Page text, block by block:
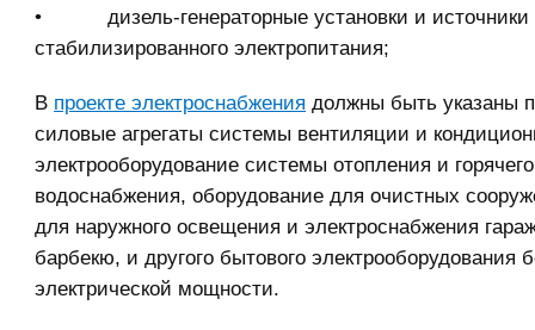
• дизель-генераторные установки и источники
стабилизированного электропитания;
В проекте электроснабжения должны быть указаны
силовые агрегаты системы вентиляции и
электрооборудование системы отопления и горячего
водоснабжения, оборудование для очистных
для наружного освещения и электроснабжения
барбекю, и другого бытового электрооборудования
электрической мощности.